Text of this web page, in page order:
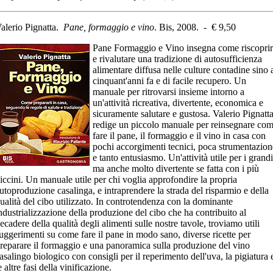
Pignatta. Pane, formaggio e vino. Bis, 2008. - € 9,50
Pane Formaggio e Vino insegna come
e rivalutare una tradizione di autosufficienza
alimentare diffusa nelle culture contadine sino
cinquant'anni fa e di facile recupero. Un
manuale per ritrovarsi insieme intorno a
un'attività ricreativa, divertente, economica e
sicuramente salutare e gustosa. Valerio Pignatta
redige un piccolo manuale per reinsegnare
fare il pane, il formaggio e il vino in casa con
pochi accorgimenti tecnici, poca
e tanto entusiasmo. Un'attività utile per i
ma anche molto divertente se fatta con i più
Un manuale utile per chi voglia approfondire la propria
casalinga, e intraprendere la strada del risparmio e della
del cibo utilizzato. In controtendenza con la dominante
della produzione del cibo che ha contribuito al
della qualità degli alimenti sulle nostre tavole, troviamo utili
su come fare il pane in modo sano, diverse ricette per
il formaggio e una panoramica sulla produzione del vino
biologico con consigli per il reperimento dell'uva, la pigiatura
altre fasi della vinificazione.